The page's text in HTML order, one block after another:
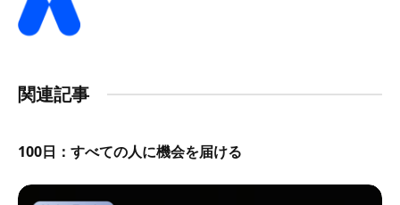
関連記事
100日：すべての人に機会を届ける